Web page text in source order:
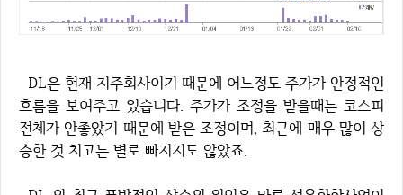
DL은 현재 지주회사이기 때문에 어느정도 주가가 안정적인
흐름을 보여주고 있습니다. 주가가 조정을 받을때는 코스피
전체가 안좋았기 때문에 받은 조정이며, 최근에 매우 많이 상
승한 것 치고는 별로 빠지지도 않았죠.